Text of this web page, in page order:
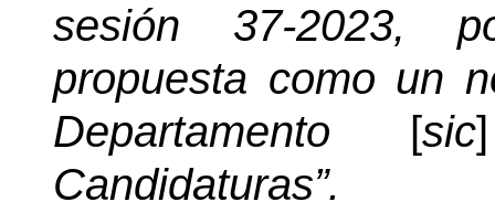
sesión 37-2023,
propuesta como un
Departamento [sic]
Candidaturas”.